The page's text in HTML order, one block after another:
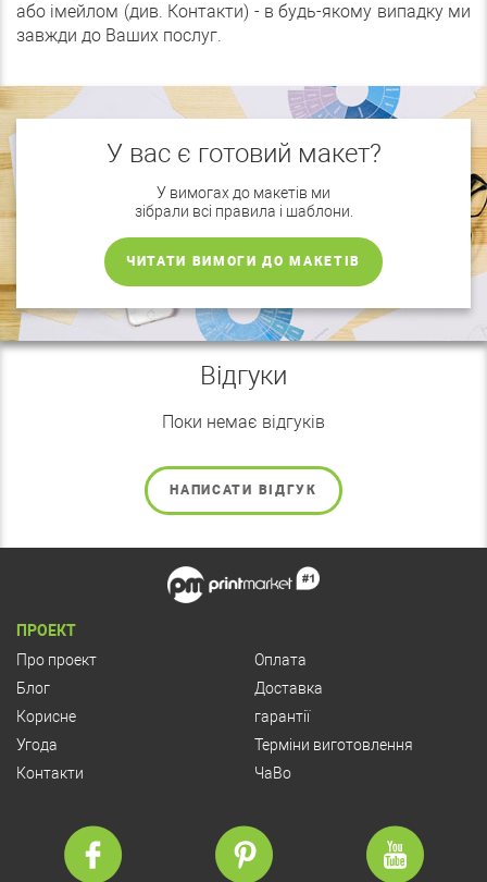
або імейлом (див. Контакти) - в будь-якому випадку ми
завжди до Ваших послуг.
У вас є готовий макет?
У вимогах до макетів ми
зібрали всі правила і шаблони.
ЧИТАТИ ВИМОГИ ДО МАКЕТІВ
Відгуки
Поки немає відгуків
НАПИСАТИ ВІДГУК
ПРОЕКТ
Про проект
Блог
Корисне
Угода
Контакти
Оплата
Доставка
гарантії
Терміни виготовлення
ЧаВо